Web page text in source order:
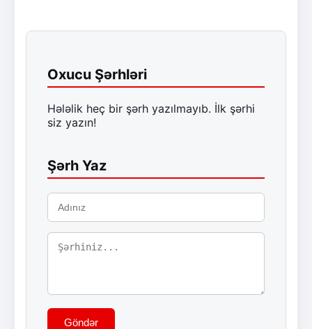
Oxucu Şərhləri
Hələlik heç bir şərh yazılmayıb. İlk şərhi
siz yazın!
Şərh Yaz
Göndər